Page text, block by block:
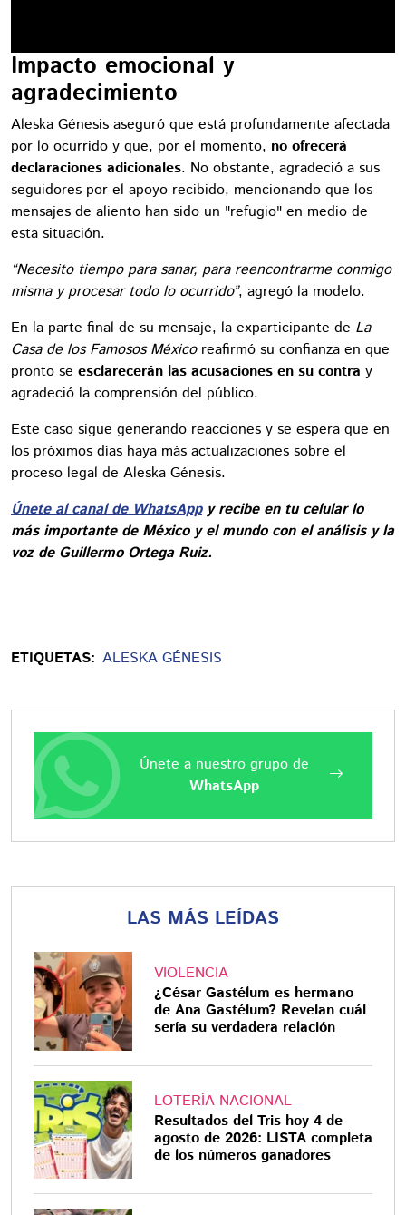
Impacto emocional y
agradecimiento
Aleska Génesis aseguró que está profundamente afectada
por lo ocurrido y que, por el momento, no ofrecerá
declaraciones adicionales. No obstante, agradeció a sus
seguidores por el apoyo recibido, mencionando que los
mensajes de aliento han sido un "refugio" en medio de
esta situación.
“Necesito tiempo para sanar, para reencontrarme conmigo
misma y procesar todo lo ocurrido”, agregó la modelo.
En la parte final de su mensaje, la exparticipante de La
Casa de los Famosos Méxicoreafirmó su confianza en que
pronto se esclarecerán las acusaciones en su contra y
agradeció la comprensión del público.
Este caso sigue generando reacciones y se espera que en
los próximos días haya más actualizaciones sobre el
proceso legal de Aleska Génesis.
Únete al canal de WhatsAppy recibe en tu celular lo
más importante de México y el mundo con el análisis y la
voz de Guillermo Ortega Ruiz.
ETIQUETAS: ALESKA GÉNESIS
Únete a nuestro grupo de
WhatsApp
LAS MÁS LEÍDAS
VIOLENCIA
¿César Gastélum es hermano
de Ana Gastélum? Revelan cuál
sería su verdadera relación
LOTERÍA NACIONAL
Resultados del Tris hoy 4 de
agosto de 2026: LISTA completa
de los números ganadores